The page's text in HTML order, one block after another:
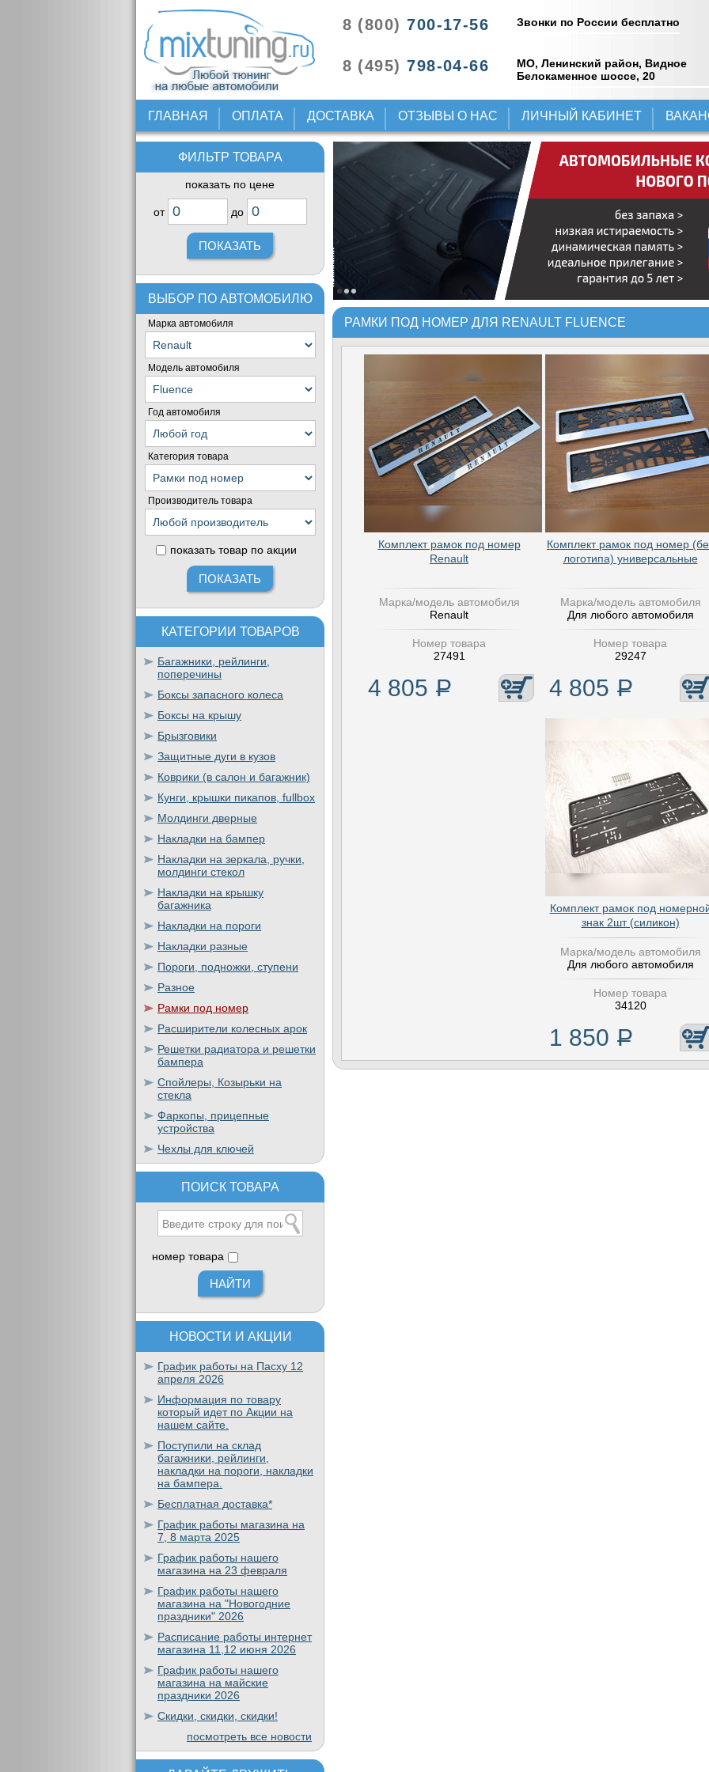
8 (800) 700-17-56
8 (495) 798-04-66
Звонки по России бесплатно
МО, Ленинский район, Видное
Белокаменное шоссе, 20
ГЛАВНАЯ ОПЛАТА ДОСТАВКА ОТЗЫВЫ О НАС ЛИЧНЫЙ КАБИНЕТ
ФИЛЬТР ТОВАРА
показать по цене
от до
ВЫБОР ПО АВТОМОБИЛЮ
Марка автомобиля
Модель автомобиля
Год автомобиля
Категория товара
Производитель товара
показать товар по акции
КАТЕГОРИИ ТОВАРОВ
Багажники, рейлинги,
поперечины
Боксы запасного колеса
Боксы на крышу
Брызговики
Защитные дуги в кузов
Коврики (в салон и багажник)
Кунги, крышки пикапов, fullbox
Молдинги дверные
Накладки на бампер
Накладки на зеркала, ручки,
молдинги стекол
Накладки на крышку
багажника
Накладки на пороги
Накладки разные
Пороги, подножки, ступени
Разное
Рамки под номер
Расширители колесных арок
Решетки радиатора и решетки
бампера
Спойлеры, Козырьки на
стекла
Фаркопы, прицепные
устройства
Чехлы для ключей
ПОИСК ТОВАРА
номер товара
НОВОСТИ И АКЦИИ
График работы на Пасху 12
апреля 2026
Информация по товару
который идет по Акции на
нашем сайте.
Поступили на склад
багажники, рейлинги,
накладки на пороги, накладки
на бампера.
Бесплатная доставка*
График работы магазина на
7, 8 марта 2025
График работы нашего
магазина на 23 февраля
График работы нашего
магазина на "Новогодние
праздники" 2026
Расписание работы интернет
магазина 11,12 июня 2026
График работы нашего
магазина на майские
праздники 2026
Скидки, скидки, скидки!
посмотреть все новости
РАМКИ ПОД НОМЕР ДЛЯ RENAULT FLUENCE
Комплект рамок под номер
Renault
Марка/модель автомобиля
Renault
Номер товара
27491
4 805 Р
Комплект рамок под номер
логотипа) универсальные
Марка/модель автомобиля
Для любого автомобиля
Номер товара
29247
4 805 Р
Комплект рамок под
знак 2шт (силикон)
Марка/модель автомобиля
Для любого автомобиля
Номер товара
34120
1 850 Р